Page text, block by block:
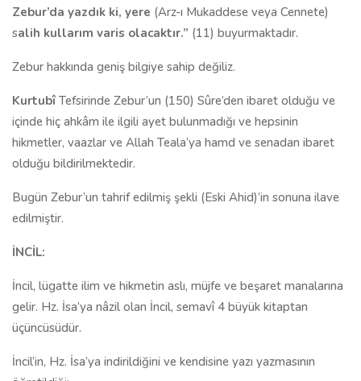
Zebur’da yazdık ki, yere (Arz-ı Mukaddese veya Cennete)
salih kullarım varis olacaktır.” (11) buyurmaktadır.
Zebur hakkında geniş bilgiye sahip değiliz.
Kurtubî Tefsirinde Zebur’un (150) Sûre’den ibaret olduğu ve
içinde hiç ahkâm ile ilgili ayet bulunmadığı ve hepsinin
hikmetler, vaazlar ve Allah Teala’ya hamd ve senadan ibaret
olduğu bildirilmektedir.
Bugün Zebur’un tahrif edilmiş şekli (Eski Ahid)’in sonuna ilave
edilmiştir.
İNCİL:
İncil, lügatte ilim ve hikmetin aslı, müjfe ve beşaret manalarına
gelir. Hz. İsa’ya nâzil olan İncil, semavî 4 büyük kitaptan
üçüncüsüdür.
İncil’in, Hz. İsa’ya indirildiğini ve kendisine yazı yazmasının